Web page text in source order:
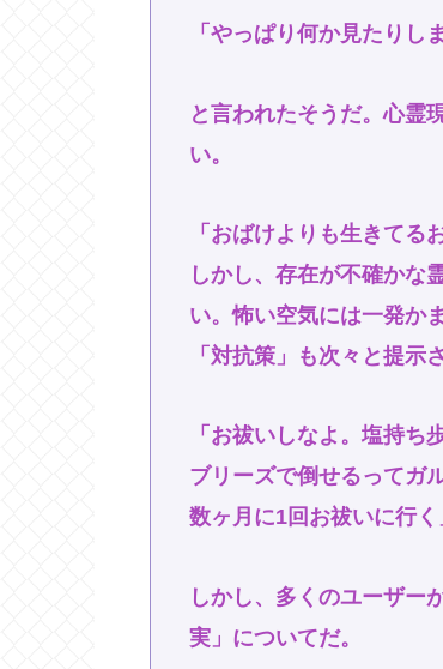
「やっぱり何か見たりし
と言われたそうだ。心霊
い。
「おばけよりも生きてる
しかし、存在が不確かな
い。怖い空気には一発か
「対抗策」も次々と提示
「お祓いしなよ。塩持
ブリーズで倒せるってガ
数ヶ月に1回お祓いに行く
しかし、多くのユーザー
実」についてだ。